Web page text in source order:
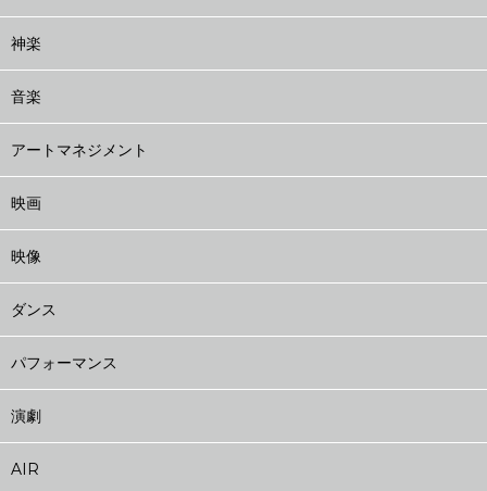
神楽
音楽
アートマネジメント
映画
映像
ダンス
パフォーマンス
演劇
AIR